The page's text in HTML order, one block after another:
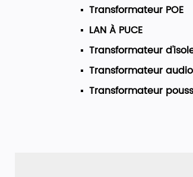
Transformateur POE
LAN À PUCE
Transformateur
Transformateur audio
Transformateur